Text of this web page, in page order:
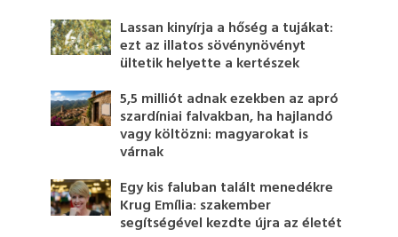
Lassan kinyírja a hőség a tujákat:
ezt az illatos sövénynövényt
ültetik helyette a kertészek
5,5 milliót adnak ezekben az apró
szardíniai falvakban, ha hajlandó
vagy költözni: magyarokat is
várnak
Egy kis faluban talált menedékre
Krug Emília: szakember
segítségével kezdte újra az életét